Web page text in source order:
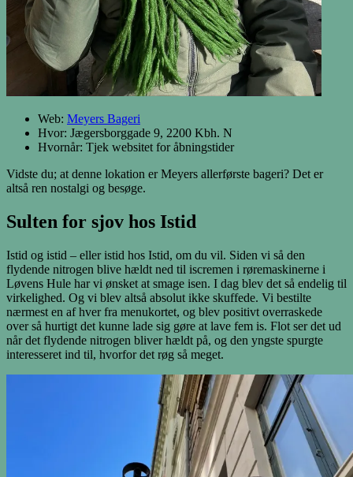
Web: Meyers Bageri
Hvor: Jægersborggade 9, 2200 Kbh. N
Hvornår: Tjek websitet for åbningstider
Vidste du; at denne lokation er Meyers allerførste bageri? Det er
altså ren nostalgi og besøge.
Sulten for sjov hos Istid
Istid og istid – eller istid hos Istid, om du vil. Siden vi så den
flydende nitrogen blive hældt ned til iscremen i røremaskinerne i
Løvens Hule har vi ønsket at smage isen. I dag blev det så endelig til
virkelighed. Og vi blev altså absolut ikke skuffede. Vi bestilte
nærmest en af hver fra menukortet, og blev positivt overraskede
over så hurtigt det kunne lade sig gøre at lave fem is. Flot ser det ud
når det flydende nitrogen bliver hældt på, og den yngste spurgte
interesseret ind til, hvorfor det røg så meget.